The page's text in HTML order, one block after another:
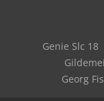
Genie Slc 18
Georg